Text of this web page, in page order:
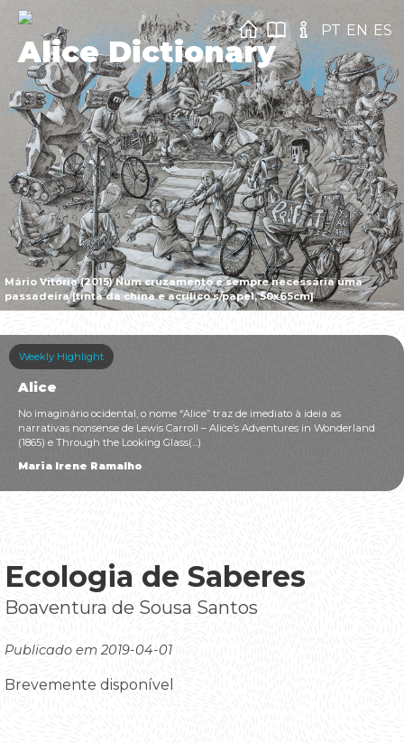
Mário Vitória (2015) Num cruzamento é sempre necessária uma
passadeira [tinta da china e acrílico s/papel, 50x65cm]
Alice Dictionary
PT EN ES
Weekly Highlight
Alice
No imaginário ocidental, o nome “Alice” traz de imediato à ideia as
narrativas nonsense de Lewis Carroll – Alice’s Adventures in Wonderland
(1865) e Through the Looking Glass(...)
Maria Irene Ramalho
Ecologia de Saberes
Boaventura de Sousa Santos
Publicado em 2019-04-01
Brevemente disponível